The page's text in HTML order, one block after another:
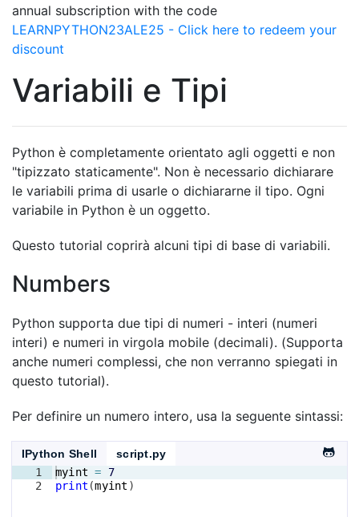
annual subscription with the code
LEARNPYTHON23ALE25 - Click here to redeem your
discount
Variabili e Tipi
Python è completamente orientato agli oggetti e non
"tipizzato staticamente". Non è necessario dichiarare
le variabili prima di usarle o dichiararne il tipo. Ogni
variabile in Python è un oggetto.
Questo tutorial coprirà alcuni tipi di base di variabili.
Numbers
Python supporta due tipi di numeri - interi (numeri
interi) e numeri in virgola mobile (decimali). (Supporta
anche numeri complessi, che non verranno spiegati in
questo tutorial).
Per definire un numero intero, usa la seguente sintassi:
IPython Shell
script.py
1
2
myint =
7
print (myint )